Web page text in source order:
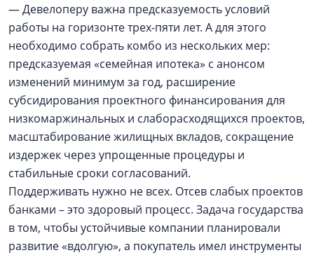
— Девелоперу важна предсказуемость условий
работы на горизонте трех-пяти лет. А для этого
необходимо собрать комбо из нескольких мер:
предсказуемая «семейная ипотека» с анонсом
изменений минимум за год, расширение
субсидирования проектного финансирования для
низкомаржинальных и слаборасходящихся проектов,
масштабирование жилищных вкладов, сокращение
издержек через упрощенные процедуры и
стабильные сроки согласований.
Поддерживать нужно не всех. Отсев слабых проектов
банками – это здоровый процесс. Задача государства
в том, чтобы устойчивые компании планировали
развитие «вдолгую», а покупатель имел инструменты